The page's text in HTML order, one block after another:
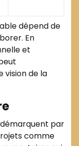
dépend de
En
et
de la
démarquent par
comme